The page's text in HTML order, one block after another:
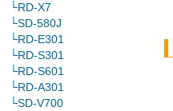
└RD-X7
└SD-580J
└RD-E301
└RD-S301
└RD-S601
└RD-A301
└SD-V700